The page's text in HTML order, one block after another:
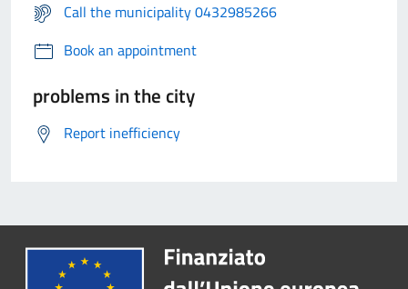
Call the municipality 0432985266
Book an appointment
problems in the city
Report inefficiency